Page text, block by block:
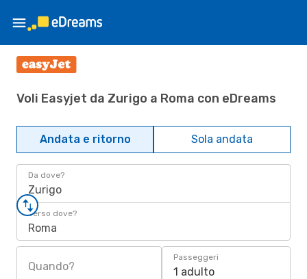
Voli Easyjet da Zurigo a Roma con eDreams
Andata e ritorno Sola andata
Da dove?
Zurigo
Verso dove?
Roma
Quando?
Passeggeri
1 adulto